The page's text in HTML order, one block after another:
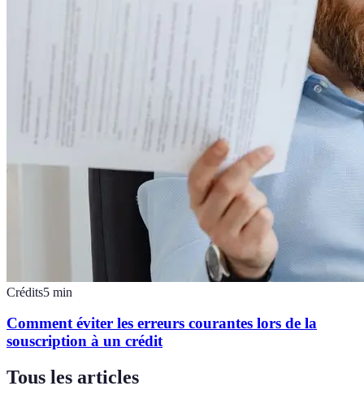
Crédits5 min
Comment éviter les erreurs courantes lors de la
souscription à un crédit
Tous les articles